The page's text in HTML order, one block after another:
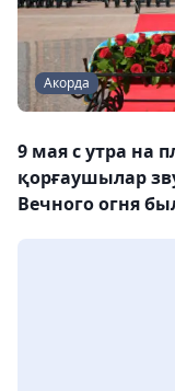
Акорда
9 мая с утра на
қорғаушылар
Вечного огня